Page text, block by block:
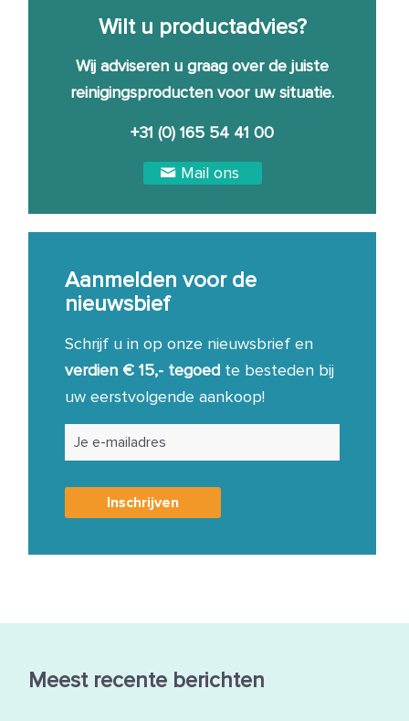
Wilt u productadvies?
Wij adviseren u graag over de juiste
reinigingsproducten voor uw situatie.
+31 (0) 165 54 41 00
Mail ons
Aanmelden voor de
nieuwsbief
Schrijf u in op onze nieuwsbrief en
verdien € 15,- tegoed te besteden bij
uw eerstvolgende aankoop!
Meest recente berichten